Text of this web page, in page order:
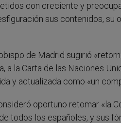
con creciente y
sus contenidos, su
de Madrid sugirió
a la Carta de las Naciones
y actualizada como «un
oportuno retomar «la
todos los españoles, y sus